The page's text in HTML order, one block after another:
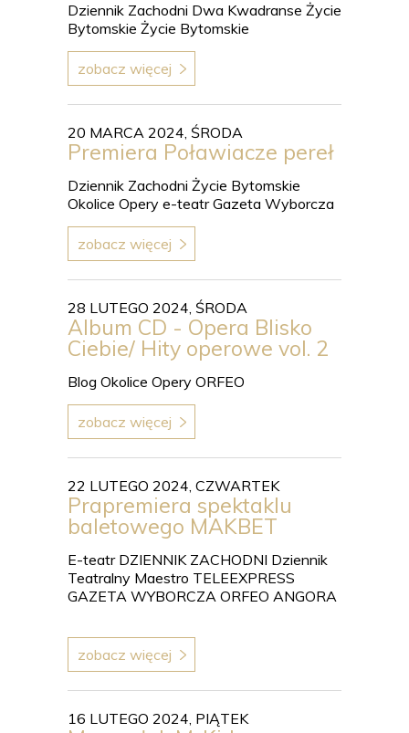
Dziennik Zachodni Dwa Kwadranse Życie
Bytomskie Życie Bytomskie
zobacz więcej
20 MARCA 2024, ŚRODA
Premiera Poławiacze pereł
Dziennik Zachodni Życie Bytomskie
Okolice Opery e-teatr Gazeta Wyborcza
zobacz więcej
28 LUTEGO 2024, ŚRODA
Album CD - Opera Blisko
Ciebie/ Hity operowe vol. 2
Blog Okolice Opery ORFEO
zobacz więcej
22 LUTEGO 2024, CZWARTEK
Prapremiera spektaklu
baletowego MAKBET
E-teatr DZIENNIK ZACHODNI Dziennik
Teatralny Maestro TELEEXPRESS
GAZETA WYBORCZA ORFEO ANGORA
zobacz więcej
16 LUTEGO 2024, PIĄTEK